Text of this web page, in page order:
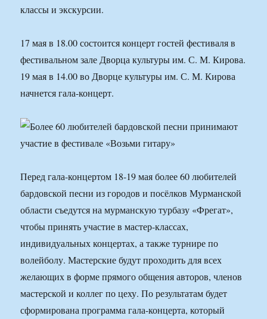
классы и экскурсии.
17 мая в 18.00 состоится концерт гостей фестиваля в
фестивальном зале Дворца культуры им. С. М. Кирова.
19 мая в 14.00 во Дворце культуры им. С. М. Кирова
начнется гала-концерт.
Перед гала-концертом 18-19 мая более 60 любителей
бардовской песни из городов и посёлков Мурманской
области съедутся на мурманскую турбазу «Фрегат»,
чтобы принять участие в мастер-классах,
индивидуальных концертах, а также турнире по
волейболу. Мастерские будут проходить для всех
желающих в форме прямого общения авторов, членов
мастерской и коллег по цеху. По результатам будет
сформирована программа гала-концерта, который